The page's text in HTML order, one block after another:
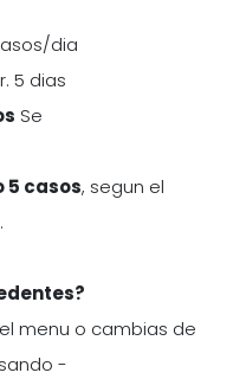
dia
5 dias
Se
5 casos, segun el
menu o cambias de
-